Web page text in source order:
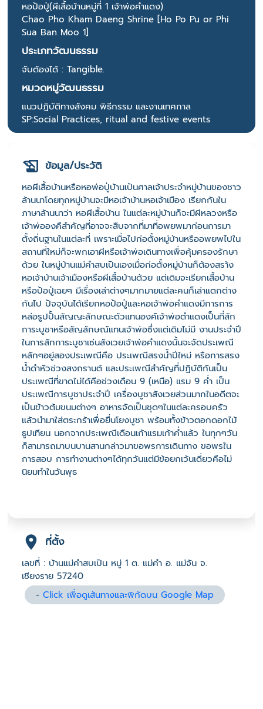
หอป้อปู่(ผีเสื้อบ้านหมู่ที่ 1 เจ้าพ่อคำแดง)
Chao Pho Kham Daeng Shrine [Ho Po Pu or Phi
Sua Ban Moo 1]
ประเภทวัฒนธรรม
จับต้องได้ : Tangible.
หมวดหมู่วัฒนธรรม
แนวปฏิบัติทางสังคม พิธีกรรม และงานเทศกาล
SP:Social Practices, ritual and festive events
ข้อมูล/ประวัติ
หอผีเสื้อบ้านหรือหอพ่อปู่บ้านเป้นศาลเจ้าประจำหมู่บ้านของชาว
ล้านนาโดยทุกหมู่บ้านจะมีหอเจ้าบ้านหอเจ้าเมือง เรียกกันใน
ภาษาล้านนาว่า หอผีเสื้อบ้าน ในแต่ละหมู่บ้านก็จะมีผีหลวงหรือ
เจ้าพ่อองคืสำคัญที่อาจจะสืบจากที่มาที่อพยพมาก่อนการมา
ตั้งถิ่นฐานในแต่ละที่ เพราะเมื่อไปก่อตั้งหมู่บ้านหรืออพยพไปใน
สถานที่ใหม่ก็จะพกเอาผีหรือเจ้าพ่อเดินทางเพื่อคุ้มครองรักษา
ด้วย ในหมู่บ้านแม่คำสบเปินเองเมื่อก่อตั้งหมู่บ้านก็ต้องสรา้ง
หอเจ้าบ้านเจ้าเมืองหรือผีเสื้อบ้านด้วย แต่เดิมจะเรียกเสื้อบ้าน
หรือป้อปู่เฉยๆ มีเรื่องเล่าต่างๆมากมายแต่ละคนก็เล่าแตกต่าง
กันไป ปัจจุบันได้เรียกหอป้อปู่และหอเจ้าพ่อคำแดงมีการการ
หล่อรูปปั้นสัญญะลักษณะตัวแทนองค์เจ้าพ่อตำแดงเป็นที่สัก
การะบูชาหรือสัญลักษณ์แทนเจ้าพ่อซึ่งแต่เดิมไม่มี งานประจำปี
ในการสักการะบูชาเซ่นสังเวยเจ้าพ่อคำแดงนั้นจะจัดประเพณี
หลักๆอยู่สองประเพณีคือ ประเพณีสรงน้ำปีใหม่ หรือการสรง
น้ำดำหัวช่วงสงกรานต์ และประเพณีสำคัญที่ปฏิบัติกันเป็น
ประเพณีที่ขาดไม่ได้คือช่วงเดือน 9 (เหนือ) แรม 9 ค่ำ เป็น
ประเพณีการบูชาประจำปี เครื่องบูชาสังเวยส่วนมากในอดีตจะ
เป็นข้าวต้มขนมต่างๆ อาหารจัดเป็นชุดๆในแต่ละครอบครัว
แล้วนำมาใส่ตระกร้าเพื่อยื่นโยงบูชา พร้อมทั้งข้าวตอกดอกไม้
ธูปเทียน นอกจากประเพณีเดือนเก้าแรมเก้าค่ำแล้ว ในทุกๆวัน
ก็สามารถมาบนบานสานกล่าวมาขอพรการเดินทาง ขอพรใน
การสอบ การทำงานต่างๆได้ทุกวันแต่มีข้อยกเว้นเดี่ยวคือไม่
นิยมทำในวันพุธ
ที่ตั้ง
เลขที่ : บ้านแม่คำสบเปิน หมู่ 1 ต. แม่คำ อ. แม่จัน จ.
เชียงราย 57240
-Click เพื่อดูเส้นทางและพิกัดบน Google Map